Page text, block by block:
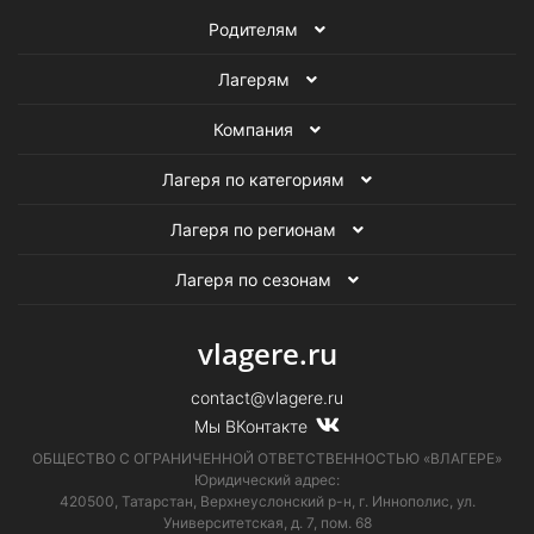
Родителям
Лагерям
Компания
Лагеря по категориям
Лагеря по регионам
Лагеря по сезонам
vlagere.ru
contact@vlagere.ru
Мы ВКонтакте
ОБЩЕСТВО С ОГРАНИЧЕННОЙ ОТВЕТСТВЕННОСТЬЮ «ВЛАГЕРЕ»
Юридический адрес:
420500, Татарстан, Верхнеуслонский р-н, г. Иннополис, ул.
Университетская, д. 7, пом. 68